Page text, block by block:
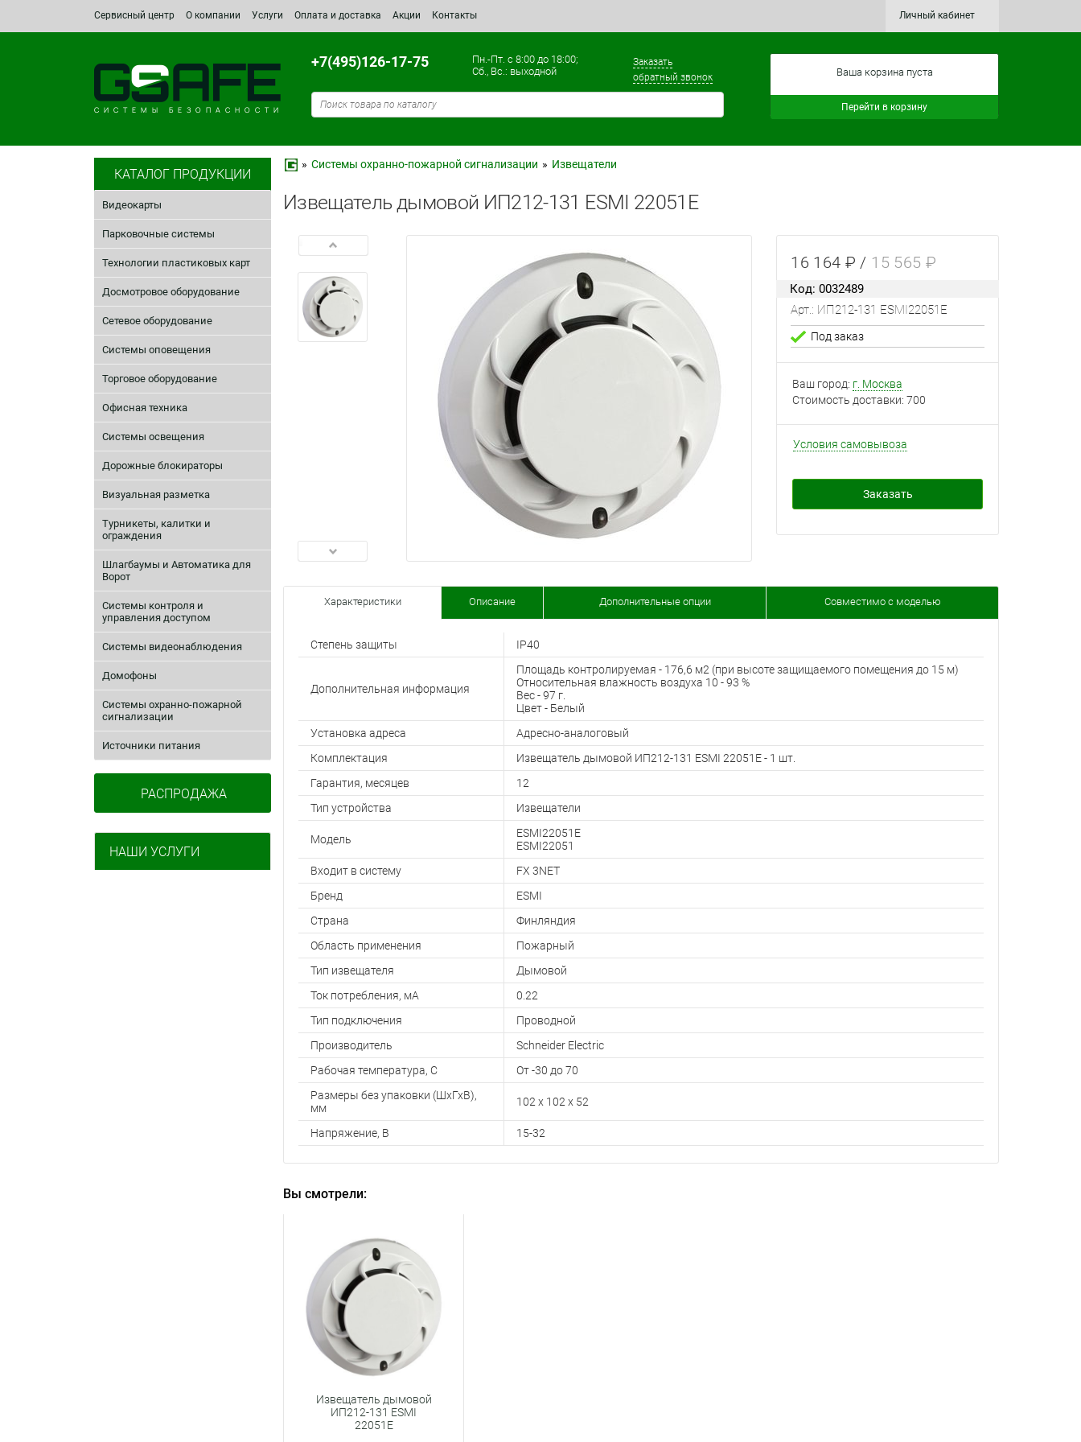
Сервисный центр О компании Услуги Оплата и доставка Акции Контакты Личный кабинет
СИСТЕМЫ БЕЗОПАСНОСТИ
+7(495)126-17-75
Пн.-Пт. с 8:00 до 18:00;
Сб., Вс.: выходной
Заказать
обратный звонок
Ваша корзина пуста
Перейти в корзину
КАТАЛОГ ПРОДУКЦИИ
Видеокарты
Парковочные системы
Технологии пластиковых карт
Досмотровое оборудование
Сетевое оборудование
Системы оповещения
Торговое оборудование
Офисная техника
Системы освещения
Дорожные блокираторы
Визуальная разметка
Турникеты, калитки и
ограждения
Шлагбаумы и Автоматика для
Ворот
Системы контроля и
управления доступом
Системы видеонаблюдения
Домофоны
Системы охранно-пожарной
сигнализации
Источники питания
РАСПРОДАЖА
НАШИ УСЛУГИ
» Системы охранно-пожарной сигнализации » Извещатели
Извещатель дымовой ИП212-131 ESMI 22051E
16 164 ₽ / 15 565 ₽
Код: 0032489
Арт.: ИП212-131 ESMI22051E
Под заказ
Ваш город: г. Москва
Стоимость доставки:700
Условия самовывоза
Заказать
Характеристики Описание Дополнительные опции Совместимо с моделью
Степень защиты IP40
Дополнительная информация
Площадь контролируемая - 176,6 м2 (при высоте защищаемого помещения до 15 м)
Относительная влажность воздуха 10 - 93 %
Вес - 97 г.
Цвет - Белый
Установка адреса
Адресно-аналоговый
Комплектация
Извещатель дымовой ИП212-131 ESMI 22051E - 1 шт.
Гарантия, месяцев
12
Тип устройства
Извещатели
Модель
ESMI22051E
ESMI22051
Входит в систему
FX 3NET
Бренд
ESMI
Страна
Финляндия
Область применения
Пожарный
Тип извещателя
Дымовой
Ток потребления, мА
0.22
Тип подключения
Проводной
Производитель
Schneider Electric
Рабочая температура, С
От -30 до 70
Размеры без упаковки (ШхГхВ),
мм
102 x 102 x 52
Напряжение, В 15-32
Вы смотрели:
Извещатель дымовой
ИП212-131 ESMI
22051E